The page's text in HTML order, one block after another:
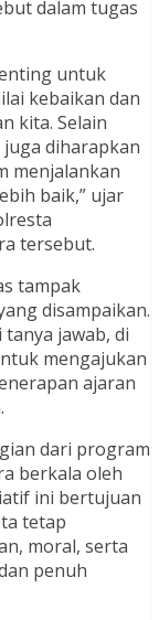
dalam tugas
untuk
kebaikan dan
kita. Selain
diharapkan
menjalankan
baik,” ujar
tersebut.
tampak
disampaikan.
jawab, di
mengajukan
ajaran
dari program
berkala oleh
ini bertujuan
tetap
moral, serta
penuh